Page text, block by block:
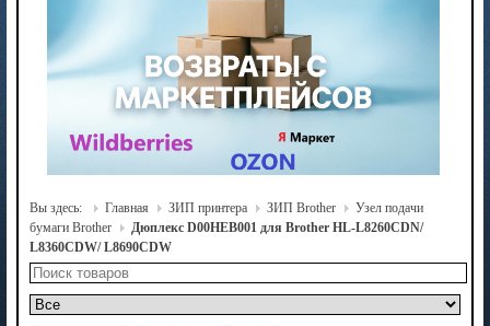
Вы здесь: Главная ЗИП принтера ЗИП Brother
Узел подачи
бумаги Brother
Дюплекс D00HEB001 для Brother HL-L8260CDN/
L8360CDW/ L8690CDW